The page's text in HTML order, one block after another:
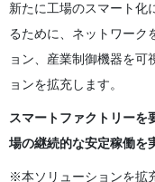
新たに工場のスマート化
るために、ネットワーク
ョン、産業制御機器を可
ョンを拡充します。
スマートファクトリーを
場の継続的な安定稼働を
※本ソリューションを拡